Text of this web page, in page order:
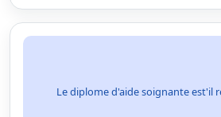
Le diplome d'aide soignante est'il